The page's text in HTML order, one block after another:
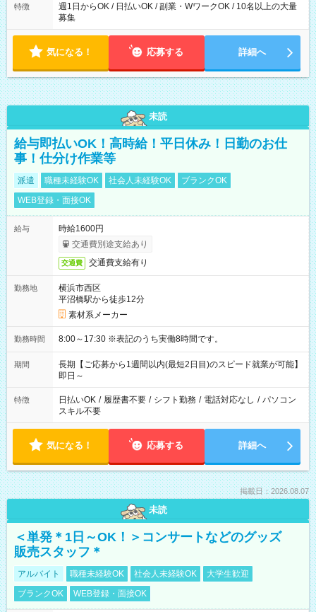
特徴
週1日からOK / 日払いOK / 副業・WワークOK / 10名以上の大量
募集
気になる！ 応募する 詳細へ
未読
給与即払いOK！高時給！平日休み！日勤のお仕
事！仕分け作業等
派遣 職種未経験OK 社会人未経験OK
ブランクOK
WEB登録・面接OK
給与
時給1600円
交通費別途支給あり
交通費 交通費支給有り
勤務地
横浜市西区
平沼橋駅から徒歩12分
素材系メーカー
勤務時間 8:00～17:30 ※表記のうち実働8時間です。
期間
長期【ご応募から1週間以内(最短2日目)のスピード就業が可能】
即日～
特徴 日払いOK / 履歴書不要 / シフト勤務 / 電話対応なし / パソコン
スキル不要
気になる！ 応募する 詳細へ
掲載日：2026.08.07
未読
＜単発＊1日～OK！＞コンサートなどのグッズ
販売スタッフ＊
アルバイト 職種未経験OK 社会人未経験OK
大学生歓迎
ブランクOK
WEB登録・面接OK